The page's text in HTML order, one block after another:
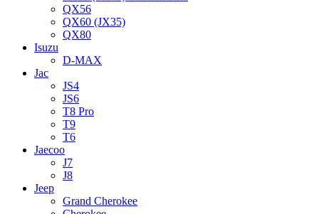
QX56
QX60 (JX35)
QX80
Isuzu
D-MAX
Jac
JS4
JS6
T8 Pro
T9
T6
Jaecoo
J7
J8
Jeep
Grand Cherokee